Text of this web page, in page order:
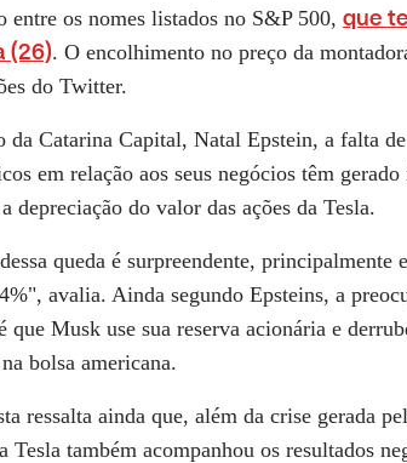
entre os nomes listados no S&P 500, que
(26). O encolhimento no preço da
do Twitter.
da Catarina Capital, Natal Epstein, a falta
em relação aos seus negócios têm
depreciação do valor das ações da Tesla.
queda é surpreendente, principalmente
avalia. Ainda segundo Epsteins, a
que Musk use sua reserva acionária e
bolsa americana.
ressalta ainda que, além da crise gerada
Tesla também acompanhou os resultados